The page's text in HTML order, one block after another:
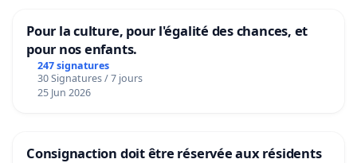
Pour la culture, pour l'égalité des chances, et
pour nos enfants.
247 signatures
30 Signatures / 7 jours
25 Jun 2026
Consignaction doit être réservée aux résidents